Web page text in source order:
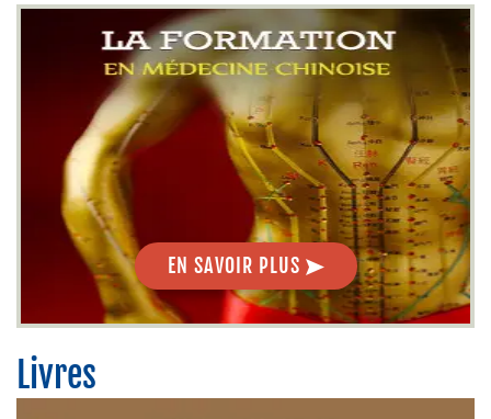
EN SAVOIR PLUS
Livres